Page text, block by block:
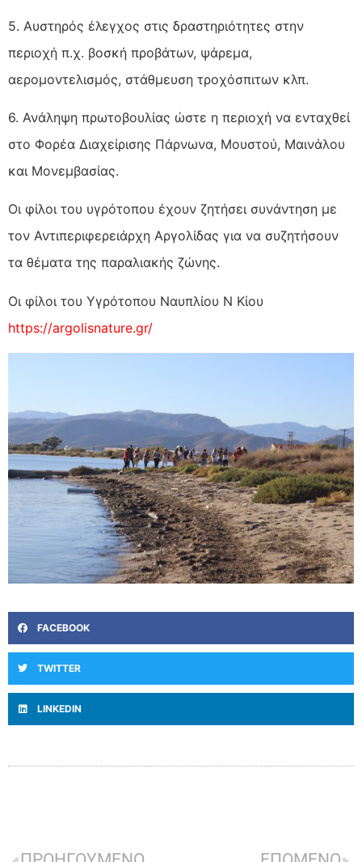
5. Αυστηρός έλεγχος στις δραστηριότητες στην
περιοχή π.χ. βοσκή προβάτων, ψάρεμα,
αερομοντελισμός, στάθμευση τροχόσπιτων κλπ.
6. Ανάληψη πρωτοβουλίας ώστε η περιοχή να ενταχθεί
στο Φορέα Διαχείρισης Πάρνωνα, Μουστού, Μαινάλου
και Μονεμβασίας.
Οι φίλοι του υγρότοπου έχουν ζητήσει συνάντηση με
τον Αντιπεριφερειάρχη Αργολίδας για να συζητήσουν
τα θέματα της παραλιακής ζώνης.
Οι φίλοι του Υγρότοπου Ναυπλίου Ν Κίου
https://argolisnature.gr/
FACEBOOK
TWITTER
LINKEDIN